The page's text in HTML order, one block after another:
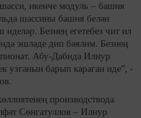
икенче модуль – башня
шассины башня белән
иделәр. Безнең егетебез чит ил
эшләде дип бәялим. Безнең
Абу-Дабида Илнур
узганын барып караган иде”, -
производствода
Сөнгатуллов – Илнур